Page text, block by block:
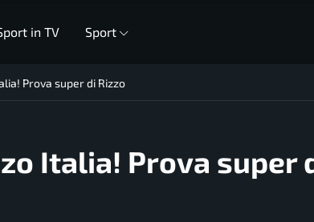
in TV Sport
Prova super di Rizzo
Italia! Prova super